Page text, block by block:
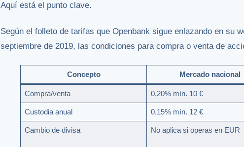
Aquí está el punto clave.
Según el folleto de tarifas que Openbank sigue enlazando en su
septiembre de 2019, las condiciones para compra o venta de
Concepto Mercado nacional
Compra/venta 0,20% mín. 10 €
Custodia anual 0,15% mín. 12 €
Cambio de divisa No aplica si operas en EUR